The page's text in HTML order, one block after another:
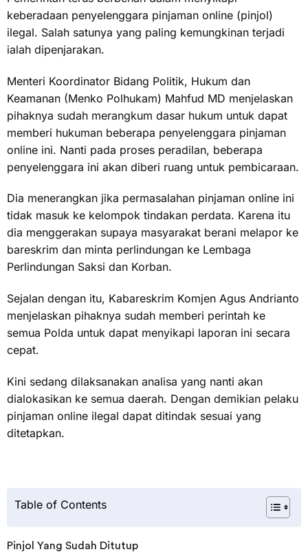
keberadaan penyelenggara pinjaman online (pinjol)
ilegal. Salah satunya yang paling kemungkinan terjadi
ialah dipenjarakan.
Menteri Koordinator Bidang Politik, Hukum dan
Keamanan (Menko Polhukam) Mahfud MD menjelaskan
pihaknya sudah merangkum dasar hukum untuk dapat
memberi hukuman beberapa penyelenggara pinjaman
online ini. Nanti pada proses peradilan, beberapa
penyelenggara ini akan diberi ruang untuk pembicaraan.
Dia menerangkan jika permasalahan pinjaman online ini
tidak masuk ke kelompok tindakan perdata. Karena itu
dia menggerakan supaya masyarakat berani melapor ke
bareskrim dan minta perlindungan ke Lembaga
Perlindungan Saksi dan Korban.
Sejalan dengan itu, Kabareskrim Komjen Agus Andrianto
menjelaskan pihaknya sudah memberi perintah ke
semua Polda untuk dapat menyikapi laporan ini secara
cepat.
Kini sedang dilaksanakan analisa yang nanti akan
dialokasikan ke semua daerah. Dengan demikian pelaku
pinjaman online ilegal dapat ditindak sesuai yang
ditetapkan.
Table of Contents
Pinjol Yang Sudah Ditutup